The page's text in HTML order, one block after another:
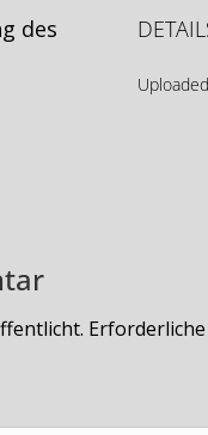
des
Uploaded